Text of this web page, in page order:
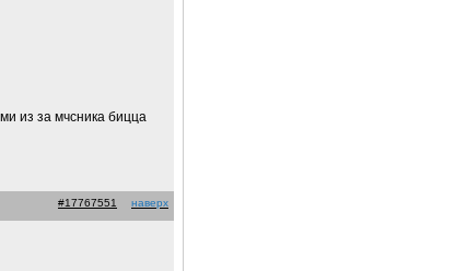
из за мчсника бицца
#17767551 наверх